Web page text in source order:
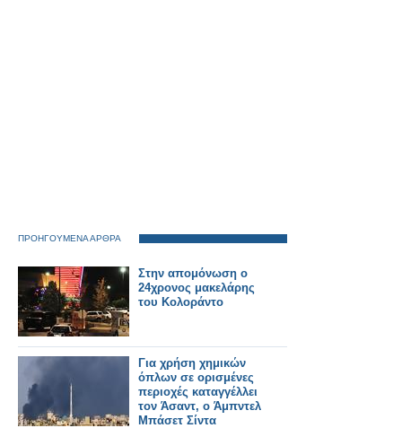
ΠΡΟΗΓΟΥΜΕΝΑ ΑΡΘΡΑ
Στην απομόνωση ο
24χρονος μακελάρης
του Κολοράντο
Για χρήση χημικών
όπλων σε ορισμένες
περιοχές καταγγέλλει
τον Άσαντ, ο Άμπντελ
Μπάσετ Σίντα